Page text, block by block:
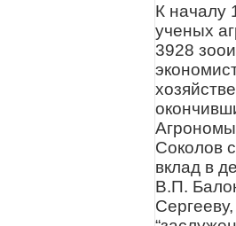
К началу
ученых
3928
Соколов
вклад в
В.П.